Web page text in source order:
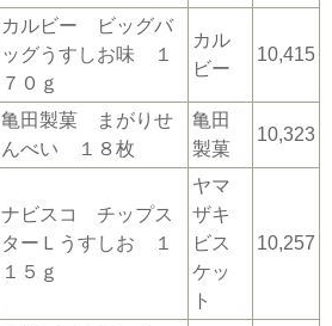
カルビー ビッグバ
ッグうすしお味 １
７０ｇ
カル
ビー
10,415
亀田製菓 まがりせ
んべい １８枚
亀田
製菓
10,323
ナビスコ チップス
ターＬうすしお １
１５ｇ
ヤマ
ザキ
ビス
ケッ
ト
10,257